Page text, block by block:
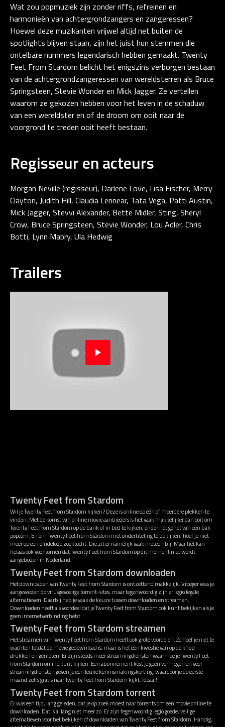
Wat zou popmuziek zijn zonder riffs, refreinen en
harmonieën van achtergrondzangers en zangeressen?
Hoewel deze muzikanten vrijwel altijd net buiten de
spotlights blijven staan, zijn het juist hun stemmen die
ontelbare nummers legendarisch hebben gemaakt. Twenty
Feet From Stardom belicht het enigszins verborgen bestaan
van de achtergrondzangeressen van wereldsterren als Bruce
Springsteen, Stevie Wonder en Mick Jagger. Ze vertellen
waarom ze gekozen hebben voor het leven in de schaduw
van een wereldster en of de droom om ooit naar de
voorgrond te treden ooit heeft bestaan.
Regisseur en acteurs
Morgan Neville (regisseur), Darlene Love, Lisa Fischer, Merry
Clayton, Judith Hill, Claudia Lennear, Tata Vega, Patti Austin,
Mick Jagger, Stevvi Alexander, Bette Midler, Sting, Sheryl
Crow, Bruce Springsteen, Stevie Wonder, Lou Adler, Chris
Botti, Lynn Mabry, Ula Hedwig
Trailers
Twenty Feet from Stardom
Wil je Twenty Feet from Stardom kijken? Deze is online op één of meerdere plekken te
vinden. Met de komst van online movie aanbieders is het vaak makkelijker dan ooit om
Twenty Feet from Stardom op de bank of in bed te kijken, onder het genot van een bak
popcorn. En om Twenty Feet from Stardom met ondertiteling te bekijken, hoef je niet
meer op een eindeloze zoektocht. Die zit er namelijk vaak meteen bij! Maar het kan
helaas ook voorkomen dat Twenty Feet from Stardom op dit moment niet wordt
aangeboden in Nederland.
Twenty Feet from Stardom downloaden
Het downloaden van Twenty Feet from Stardom is ontzettend makkelijk. Vroeger was je
aangewezen op virusgevoelige torrent-sites, maar tegenwoordig zijn er legio legale
alternatieven. Daarbij heb je vaak de keuze tussen downloaden en streamen.
Downloaden heeft als voordeel dat je Twenty Feet from Stardom ook kunt bekijken als je
geen internetverbinding hebt.
Twenty Feet from Stardom streamen
Het streamen van Twenty Feet from Stardom heeft ook grote voordelen. Zo hoef je niet te
wachten totdat de movie gedownload is, maar is het een kwestie van op de knop
drukken en genieten. Er zijn steeds meer streamingdiensten waarmee je Twenty Feet
from Stardom online kunt kijken. Een abonnement kost je geen vermogen en veel
streamingdiensten geven je een leuke kennismakingskorting, waardoor je de eerste
maand zelfs gratis naar Twenty Feet from Stardom kijkt. Ideaal!
Twenty Feet from Stardom torrent
Er was een tijd, lang geleden, dat je op zoek moest naar torrents om een movie online te
downloaden. Dat is al lang niet meer zo. Er zijn tegenwoordig legio goede, veilige
alternatieven voor het bekijken of downloaden van Twenty Feet from Stardom. Handig,